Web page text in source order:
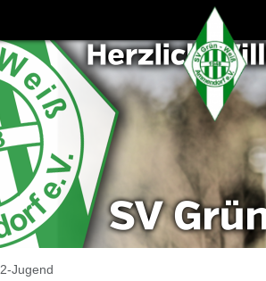
Jugend